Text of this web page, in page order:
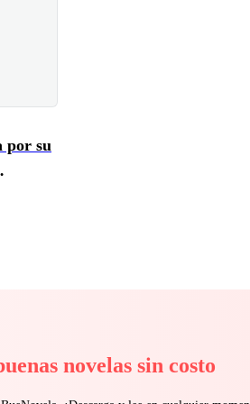
por su
novelas sin costo